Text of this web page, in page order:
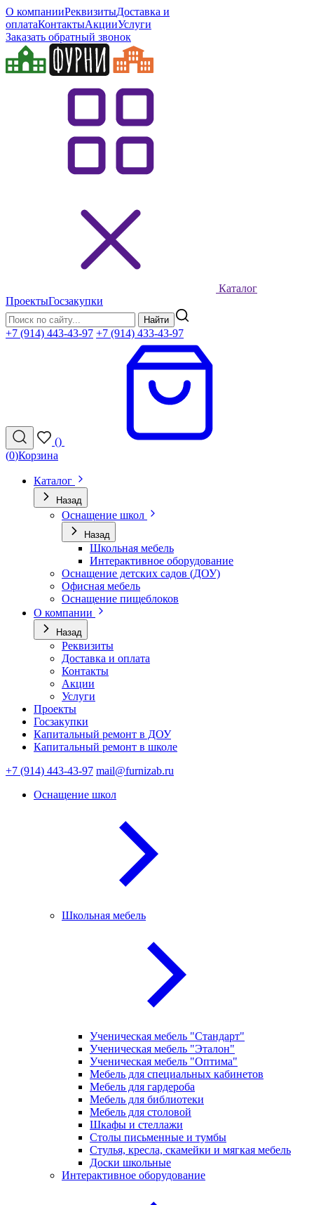
О компанииРеквизитыДоставка и
оплатаКонтактыАкцииУслуги
Заказать обратный звонок
Каталог
ПроектыГосзакупки
Найти
+7 (914) 443-43-97 +7 (914) 433-43-97
()
(0)Корзина
Каталог
Назад
Оснащение школ
Назад
Школьная мебель
Интерактивное оборудование
Оснащение детских садов (ДОУ)
Офисная мебель
Оснащение пищеблоков
О компании
Назад
Реквизиты
Доставка и оплата
Контакты
Акции
Услуги
Проекты
Госзакупки
Капитальный ремонт в ДОУ
Капитальный ремонт в школе
+7 (914) 443-43-97 mail@furnizab.ru
Оснащение школ
Школьная мебель
Ученическая мебель "Стандарт"
Ученическая мебель "Эталон"
Ученическая мебель "Оптима"
Мебель для специальных кабинетов
Мебель для гардероба
Мебель для библиотеки
Мебель для столовой
Шкафы и стеллажи
Столы письменные и тумбы
Стулья, кресла, скамейки и мягкая мебель
Доски школьные
Интерактивное оборудование